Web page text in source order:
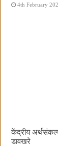
4th February
केंद्रीय
डावखरे